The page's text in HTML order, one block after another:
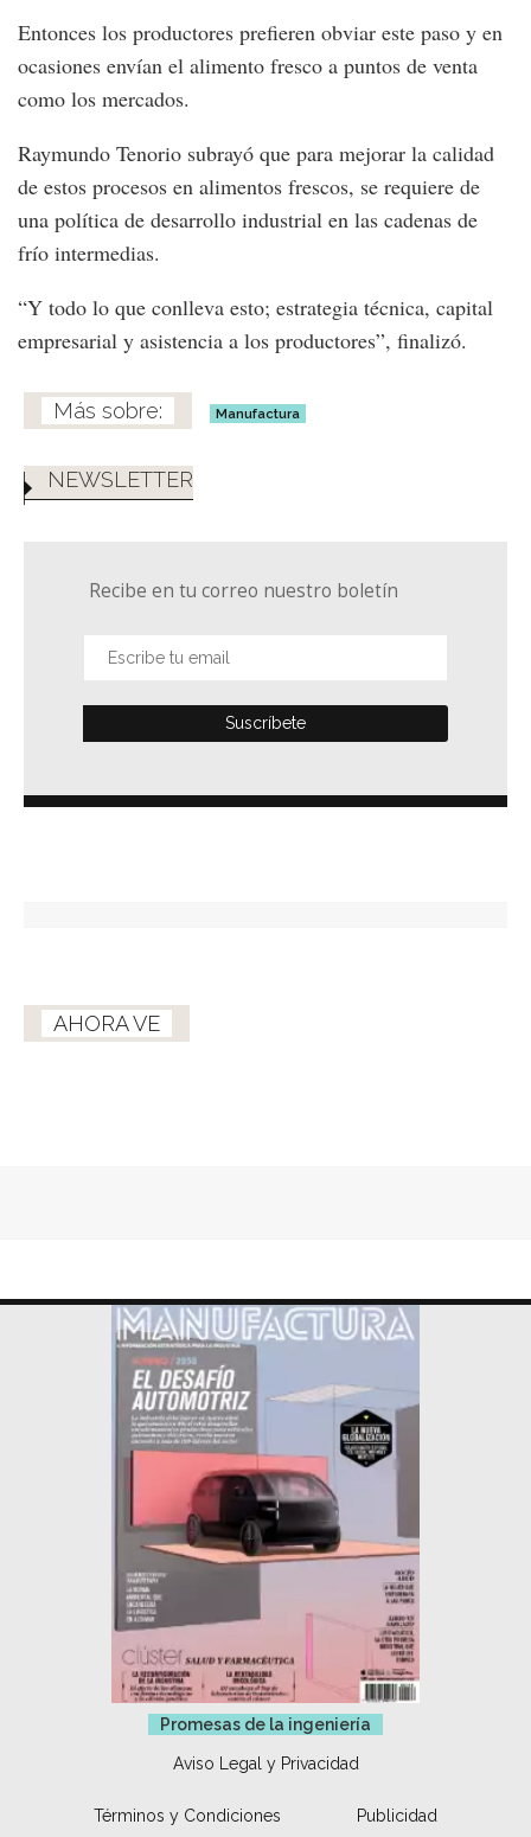
Entonces los productores prefieren obviar este paso y en
ocasiones envían el alimento fresco a puntos de venta
como los mercados.
Raymundo Tenorio subrayó que para mejorar la calidad
de estos procesos en alimentos frescos, se requiere de
una política de desarrollo industrial en las cadenas de
frío intermedias.
“Y todo lo que conlleva esto; estrategia técnica, capital
empresarial y asistencia a los productores”, finalizó.
Manufactura
NEWSLETTER
Recibe en tu correo nuestro boletín
AHORA VE
Promesas de la ingeniería
Aviso Legal y Privacidad
Términos y Condiciones Publicidad